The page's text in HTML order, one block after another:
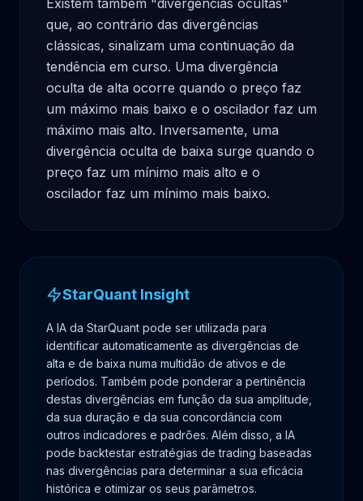
Existem também "divergências ocultas"
que, ao contrário das divergências
clássicas, sinalizam uma continuação da
tendência em curso. Uma divergência
oculta de alta ocorre quando o preço faz
um máximo mais baixo e o oscilador faz um
máximo mais alto. Inversamente, uma
divergência oculta de baixa surge quando o
preço faz um mínimo mais alto e o
oscilador faz um mínimo mais baixo.
StarQuant Insight
A IA da StarQuant pode ser utilizada para
identificar automaticamente as divergências de
alta e de baixa numa multidão de ativos e de
períodos. Também pode ponderar a pertinência
destas divergências em função da sua amplitude,
da sua duração e da sua concordância com
outros indicadores e padrões. Além disso, a IA
pode backtestar estratégias de trading baseadas
nas divergências para determinar a sua eficácia
histórica e otimizar os seus parâmetros.